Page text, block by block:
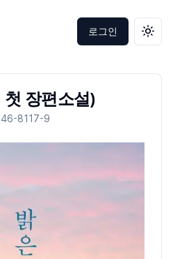
로그인 테마
첫 장편소설)
8117-9